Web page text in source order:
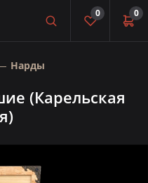
0
0
Нарды
(Карельская